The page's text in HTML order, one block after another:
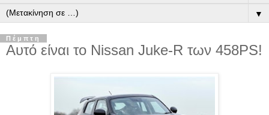
▼
Πέμπτη
Αυτό είναι το Nissan Juke-R των 458PS!